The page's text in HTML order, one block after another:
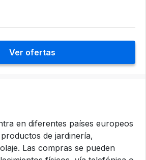
Ver ofertas
en diferentes países europeos
de jardinería,
Las compras se pueden